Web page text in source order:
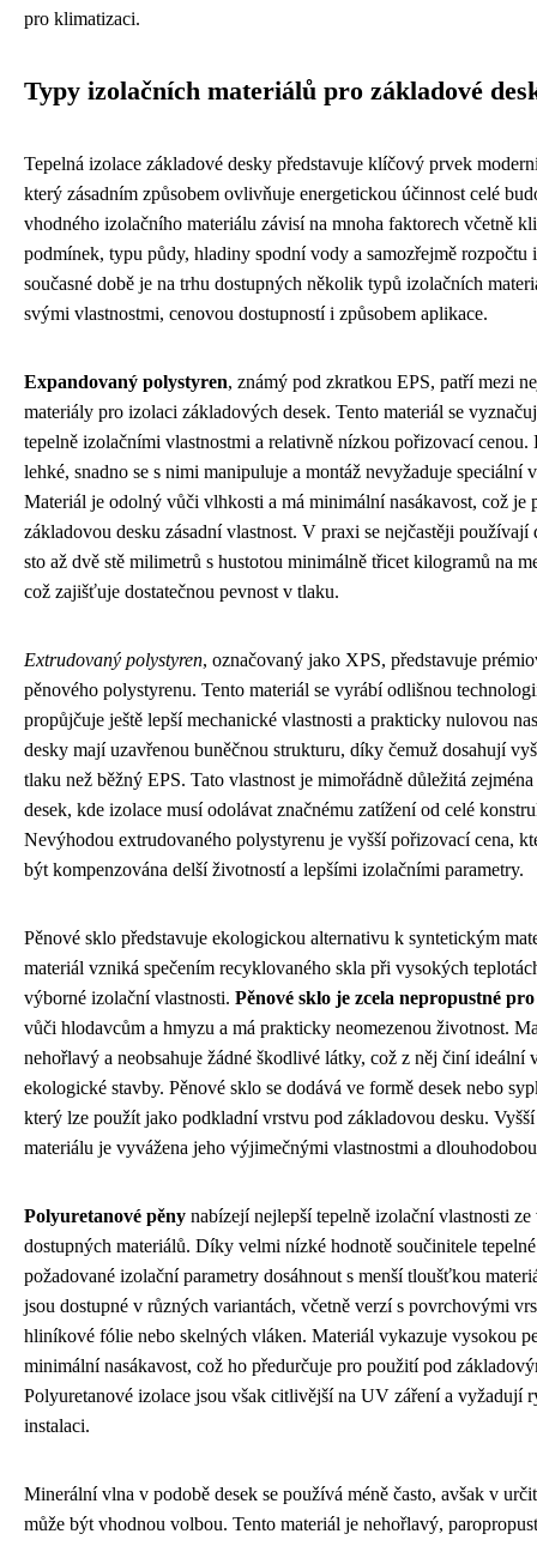
pro klimatizaci.
Typy izolačních materiálů pro základové
Tepelná izolace základové desky představuje klíčový prvek
který zásadním způsobem ovlivňuje energetickou účinnost celé
vhodného izolačního materiálu závisí na mnoha faktorech včetně
podmínek, typu půdy, hladiny spodní vody a samozřejmě rozpočtu
současné době je na trhu dostupných několik typů izolačních
svými vlastnostmi, cenovou dostupností i způsobem aplikace.
Expandovaný polystyren, známý pod zkratkou EPS, patří mezi
materiály pro izolaci základových desek. Tento materiál se
tepelně izolačními vlastnostmi a relativně nízkou pořizovací cenou.
lehké, snadno se s nimi manipuluje a montáž nevyžaduje speciální
Materiál je odolný vůči vlhkosti a má minimální nasákavost, což je
základovou desku zásadní vlastnost. V praxi se nejčastěji používají
sto až dvě stě milimetrů s hustotou minimálně třicet kilogramů na
což zajišťuje dostatečnou pevnost v tlaku.
Extrudovaný polystyren, označovaný jako XPS, představuje
pěnového polystyrenu. Tento materiál se vyrábí odlišnou
propůjčuje ještě lepší mechanické vlastnosti a prakticky nulovou
desky mají uzavřenou buněčnou strukturu, díky čemuž dosahují
tlaku než běžný EPS. Tato vlastnost je mimořádně důležitá
desek, kde izolace musí odolávat značnému zatížení od celé
Nevýhodou extrudovaného polystyrenu je vyšší pořizovací cena,
být kompenzována delší životností a lepšími izolačními parametry.
Pěnové sklo představuje ekologickou alternativu k syntetickým
materiál vzniká spečením recyklovaného skla při vysokých
výborné izolační vlastnosti. Pěnové sklo je zcela nepropustné
vůči hlodavcům a hmyzu a má prakticky neomezenou životnost.
nehořlavý a neobsahuje žádné škodlivé látky, což z něj činí ideální
ekologické stavby. Pěnové sklo se dodává ve formě desek nebo
který lze použít jako podkladní vrstvu pod základovou desku.
materiálu je vyvážena jeho výjimečnými vlastnostmi a
Polyuretanové pěny nabízejí nejlepší tepelně izolační vlastnosti ze
dostupných materiálů. Díky velmi nízké hodnotě součinitele
požadované izolační parametry dosáhnout s menší tloušťkou
jsou dostupné v různých variantách, včetně verzí s povrchovými
hliníkové fólie nebo skelných vláken. Materiál vykazuje vysokou
minimální nasákavost, což ho předurčuje pro použití pod
Polyuretanové izolace jsou však citlivější na UV záření a vyžadují
instalaci.
Minerální vlna v podobě desek se používá méně často, avšak v
může být vhodnou volbou. Tento materiál je nehořlavý,